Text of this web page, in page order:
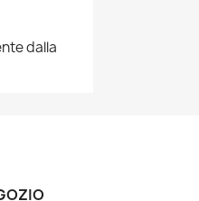
dalla